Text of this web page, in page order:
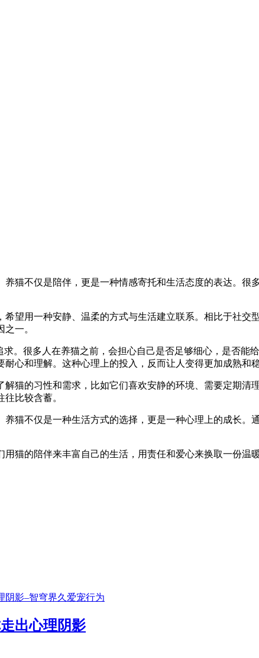
猫不仅是陪伴，更是一种情感寄托和生活态度的表达。
望用一种安静、温柔的方式与生活建立联系。相比于社
一。
。很多人在养猫之前，会担心自己是否足够细心，是否
心和理解。这种心理上的投入，反而让人变得更加成熟和稳
猫的习性和需求，比如它们喜欢安静的环境、需要定期
比较含蓄。
猫不仅是一种生活方式的选择，更是一种心理上的成长
猫的陪伴来丰富自己的生活，用责任和爱心来换取一份
出心理阴影